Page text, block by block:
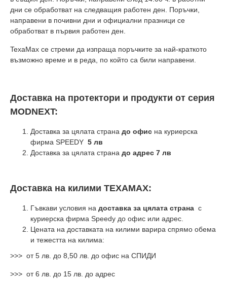
дни се обработват на следващия работен ден. Поръчки,
направени в почивни дни и официални празници се
обработват в първия работен ден.
TexaMax се стреми да изпраща поръчките за най-краткото
възможно време и в реда, по който са били направени.
Доставка на протектори и продукти от серия
MODNEXT:
Доставка за цялата страна до офис на куриерска
фирма SPEEDY 5 лв
Доставка за цялата страна до адрес 7 лв
Доставка на килими TEXAMAX:
Гъвкави условия на доставка за цялата страна с
куриерска фирма Speedy до офис или адрес.
Цената на доставката на килими варира спрямо обема
и тежестта на килима:
>>> от 5 лв. до 8,50 лв. до офис на СПИДИ
>>> от 6 лв. до 15 лв. до адрес